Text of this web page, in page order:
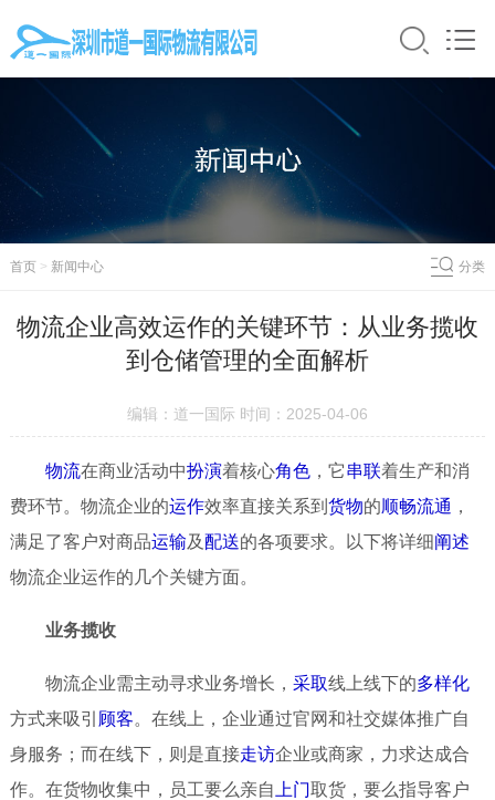
首页> 新闻中心 分类
物流企业高效运作的关键环节：从业务揽收
到仓储管理的全面解析
编辑：道一国际 时间：2025-04-06
物流在商业活动中扮演着核心角色，它串联着生产和消
费环节。物流企业的运作效率直接关系到 货物的顺畅流通 ，
满足了客户对商品运输及配送的各项要求。以下将详细阐述
物流企业运作的几个关键方面。
业务揽收
物流企业需主动寻求业务增长， 采取线上线下的多样化
方式来吸引 顾客。在线上，企业通过官网和社交媒体推广自
身服务；而在线下，则是直接走访企业或商家，力求达成合
作。在货物收集中，员工要么亲自 上门取货，要么指导客户